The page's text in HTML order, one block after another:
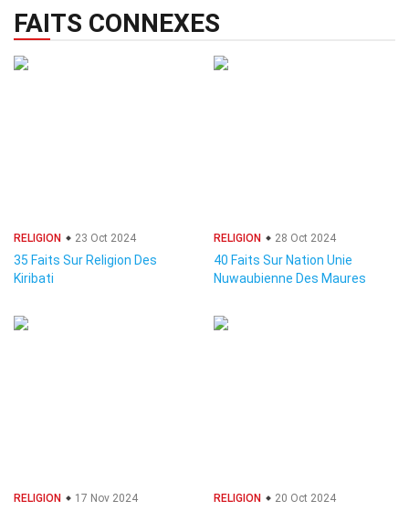
FAITS CONNEXES
RELIGION 23 Oct 2024
35 Faits Sur Religion Des
Kiribati
RELIGION 28 Oct 2024
40 Faits Sur Nation Unie
Nuwaubienne Des Maures
RELIGION 17 Nov 2024 RELIGION 20 Oct 2024